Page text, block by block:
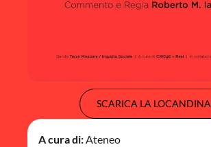
SCARICA LA LOCANDINA
A cura di:Ateneo